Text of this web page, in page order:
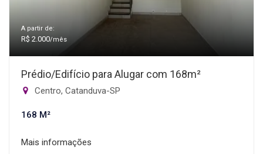
A partir de:
R$ 2.000/mês
Prédio/Edifício para Alugar com 168m²
Centro, Catanduva-SP
168 M²
Mais informações